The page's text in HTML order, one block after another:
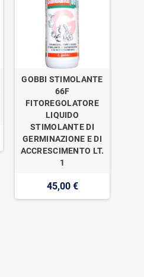
GOBBI STIMOLANTE
66F
FITOREGOLATORE
LIQUIDO
STIMOLANTE DI
GERMINAZIONE E DI
ACCRESCIMENTO LT.
1
45,00 €